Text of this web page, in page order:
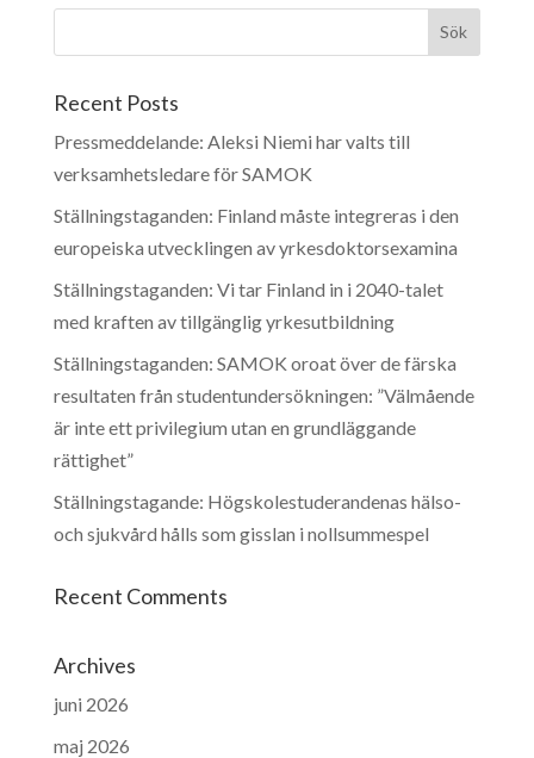
Recent Posts
Pressmeddelande: Aleksi Niemi har valts till
verksamhetsledare för SAMOK
Ställningstaganden: Finland måste integreras i den
europeiska utvecklingen av yrkesdoktorsexamina
Ställningstaganden: Vi tar Finland in i 2040-talet
med kraften av tillgänglig yrkesutbildning
Ställningstaganden: SAMOK oroat över de färska
resultaten från studentundersökningen: ”Välmående
är inte ett privilegium utan en grundläggande
rättighet”
Ställningstagande: Högskolestuderandenas hälso-
och sjukvård hålls som gisslan i nollsummespel
Recent Comments
Archives
juni 2026
maj 2026